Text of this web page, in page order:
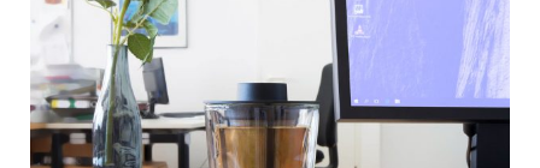
VIDEOS
IDIOMAS